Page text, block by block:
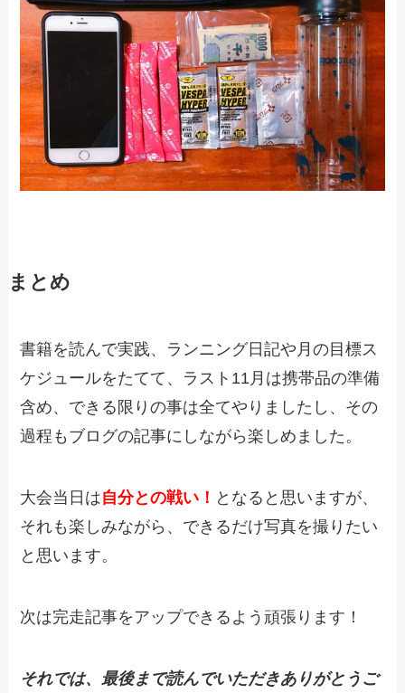
まとめ
書籍を読んで実践、ランニング日記や月の目標ス
ケジュールをたてて、ラスト11月は携帯品の準備
含め、できる限りの事は全てやりましたし、その
過程もブログの記事にしながら楽しめました。
大会当日は自分との戦い！ となると思いますが、
それも楽しみながら、できるだけ写真を撮りたい
と思います。
次は完走記事をアップできるよう頑張ります！
それでは、最後まで読んでいただきありがとうご